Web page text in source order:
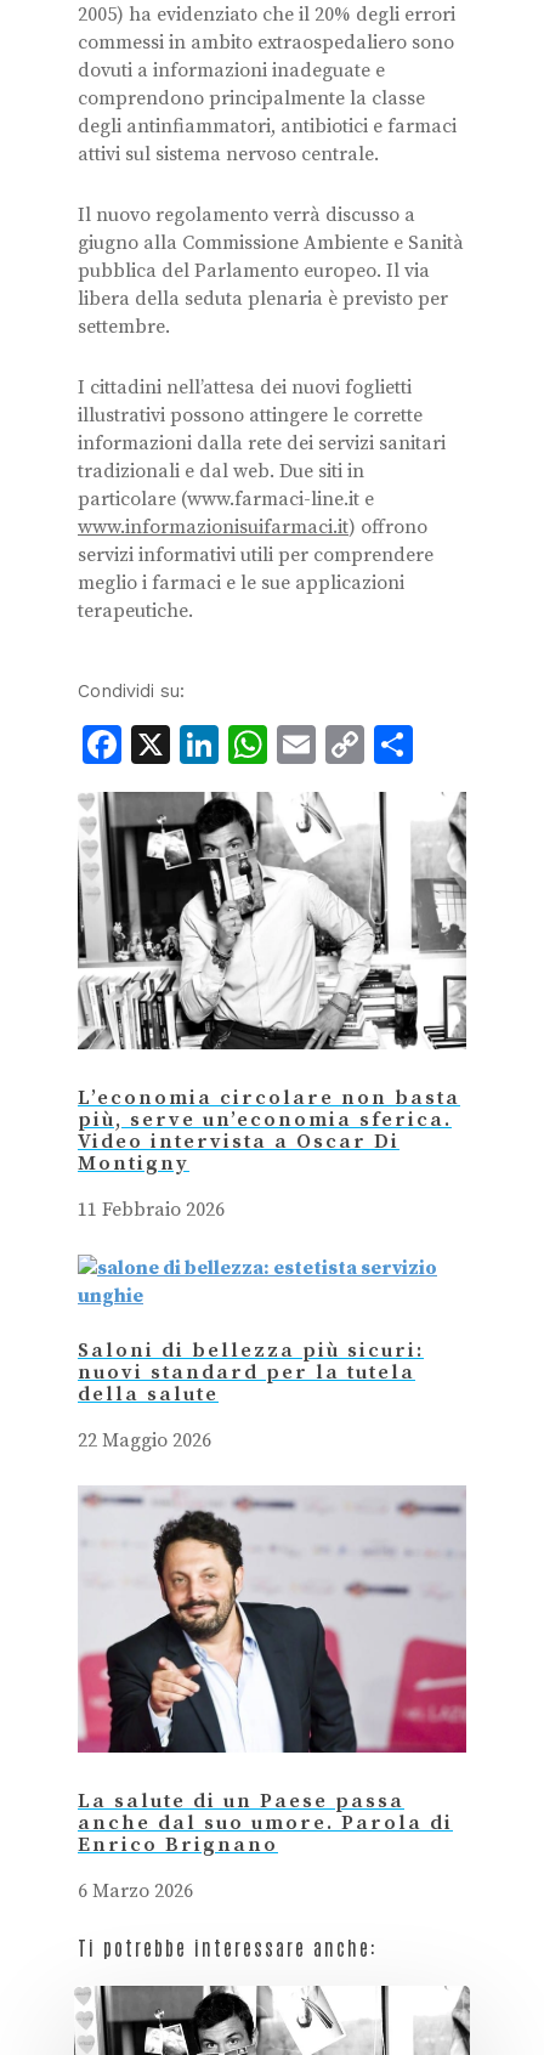
2005) ha evidenziato che il 20% degli errori
commessi in ambito extraospedaliero sono
dovuti a informazioni inadeguate e
comprendono principalmente la classe
degli antinfiammatori, antibiotici e farmaci
attivi sul sistema nervoso centrale.
Il nuovo regolamento verrà discusso a
giugno alla Commissione Ambiente e Sanità
pubblica del Parlamento europeo. Il via
libera della seduta plenaria è previsto per
settembre.
I cittadini nell’attesa dei nuovi foglietti
illustrativi possono attingere le corrette
informazioni dalla rete dei servizi sanitari
tradizionali e dal web. Due siti in
particolare (www.farmaci-line.it e
www.informazionisuifarmaci.it) offrono
servizi informativi utili per comprendere
meglio i farmaci e le sue applicazioni
terapeutiche.
Condividi su:
Facebook
X LinkedIn
WhatsApp
Email
Copy
Link
L’economia circolare non basta
più, serve un’economia sferica.
Video intervista a Oscar Di
Montigny
11 Febbraio 2026
Saloni di bellezza più sicuri:
nuovi standard per la tutela
della salute
22 Maggio 2026
La salute di un Paese passa
anche dal suo umore. Parola di
Enrico Brignano
6 Marzo 2026
Ti potrebbe interessare anche: